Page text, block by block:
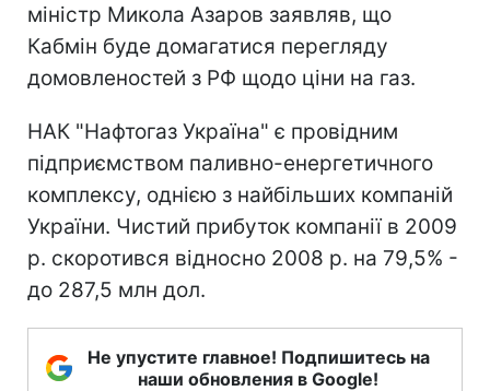
міністр Микола Азаров заявляв, що
Кабмін буде домагатися перегляду
домовленостей з РФ щодо ціни на газ.
НАК "Нафтогаз Україна" є провідним
підприємством паливно-енергетичного
комплексу, однією з найбільших компаній
України. Чистий прибуток компанії в 2009
р. скоротився відносно 2008 р. на 79,5% -
до 287,5 млн дол.
Не упустите главное! Подпишитесь на
наши обновления в Google!